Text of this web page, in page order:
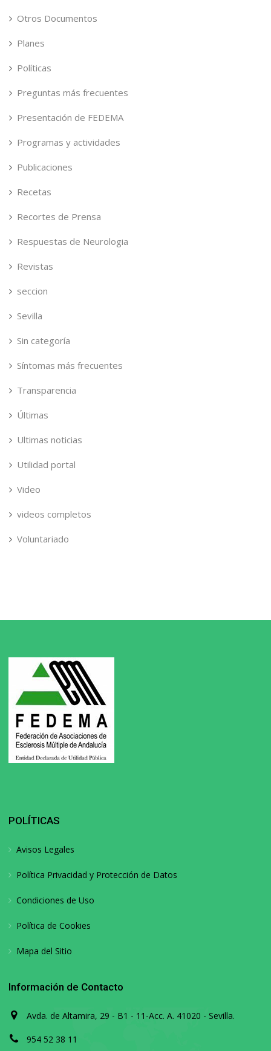
Otros Documentos
Planes
Políticas
Preguntas más frecuentes
Presentación de FEDEMA
Programas y actividades
Publicaciones
Recetas
Recortes de Prensa
Respuestas de Neurologia
Revistas
seccion
Sevilla
Sin categoría
Síntomas más frecuentes
Transparencia
Últimas
Ultimas noticias
Utilidad portal
Video
videos completos
Voluntariado
POLÍTICAS
Avisos Legales
Política Privacidad y Protección de Datos
Condiciones de Uso
Política de Cookies
Mapa del Sitio
Información de Contacto
Avda. de Altamira, 29 - B1 - 11-Acc. A. 41020 - Sevilla.
954 52 38 11